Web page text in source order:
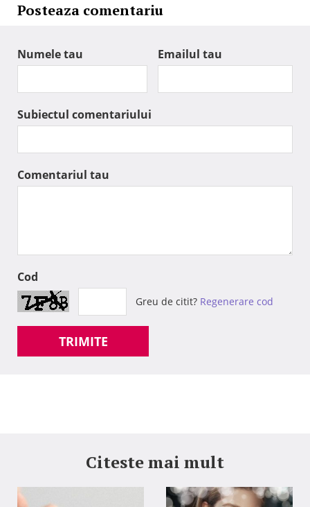
Posteaza comentariu
Numele tau Emailul tau
Subiectul comentariului
Comentariul tau
Cod
Greu de citit? Regenerare cod
TRIMITE
Citeste mai mult